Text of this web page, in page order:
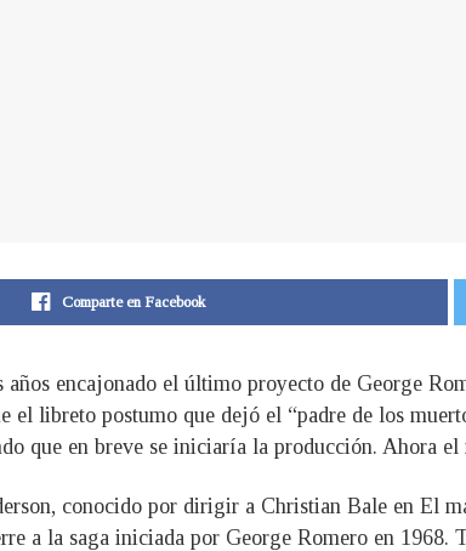
Comparte en Facebook
años encajonado el último proyecto de George
el libreto postumo que dejó el “padre de los
que en breve se iniciaría la producción. Ahora
conocido por dirigir a Christian Bale en El
a la saga iniciada por George Romero en